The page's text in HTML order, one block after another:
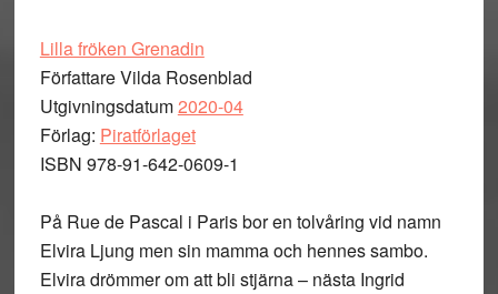
Lilla fröken Grenadin
Författare Vilda Rosenblad
Utgivningsdatum2020-04
Förlag: Piratförlaget
ISBN 978-91-642-0609-1
På Rue de Pascal i Paris bor en tolvåring vid namn
Elvira Ljung men sin mamma och hennes sambo.
Elvira drömmer om att bli stjärna – nästa Ingrid